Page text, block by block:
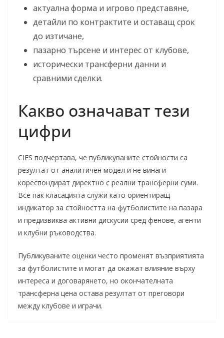
актуална форма и игрово представяне,
детайли по контрактите и оставащ срок
до изтичане,
пазарно търсене и интерес от клубове,
исторически трансферни данни и
сравними сделки.
Какво означават тези
цифри
CIES подчертава, че публикуваните стойности са
резултат от аналитичен модел и не винаги
кореспондират директно с реални трансферни суми.
Все пак класацията служи като ориентиращ
индикатор за стойността на футболистите на пазара
и предизвиква активни дискусии сред фенове, агенти
и клубни ръководства.
Публикуваните оценки често променят възприятията
за футболистите и могат да окажат влияние върху
интереса и договарянето, но окончателната
трансферна цена остава резултат от преговори
между клубове и играчи.